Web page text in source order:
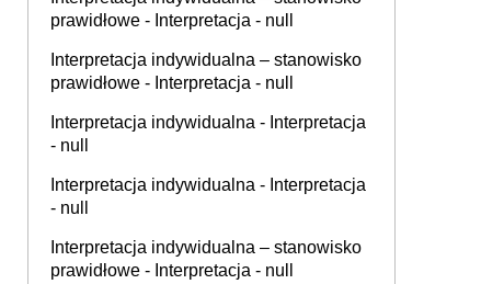
prawidłowe - Interpretacja - null
Interpretacja indywidualna – stanowisko
prawidłowe - Interpretacja - null
Interpretacja indywidualna - Interpretacja
- null
Interpretacja indywidualna - Interpretacja
- null
Interpretacja indywidualna – stanowisko
prawidłowe - Interpretacja - null